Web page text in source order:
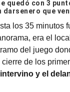
quedó con 3
que
los 35 minutos
era el
del juego
de los
y el